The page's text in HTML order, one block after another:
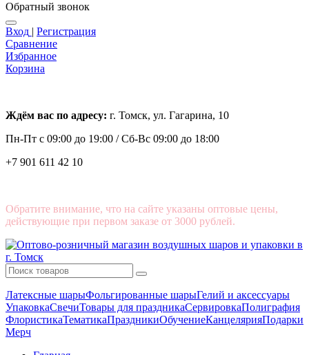
Обратный звонок
Вход | Регистрация
Сравнение
Избранное
Корзина
Ждём вас по адресу: г. Томск, ул. Гагарина, 10
Пн-Пт с 09:00 до 19:00 /Сб-Вс 09:00 до 18:00
+7 901 611 42 10
Обратите внимание, что на сайте указаны оптовые цены,
действующие при первом заказе от 3000 рублей.
Латексные шарыФольгированные шарыГелий и аксессуары
УпаковкаСвечиТовары для праздникаСервировкаПолиграфия
ФлористикаТематикаПраздникиОбучениеКанцелярияПодарки
Мерч